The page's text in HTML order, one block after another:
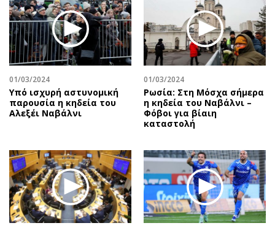
Δημοσκοπήσεις
Διπλωματία
Αθλητισμός
Κύπρος
Ελλάδα
Διεθνή
Κληρώσεις Allwyn
Οικονομία
Real Estate
Επιχειρήσεις
Αγορές
Money Review
Ζητούν εργασία
Θέσεις εργασίας
Geek
Νέα
Κινητά-tablets
Social
Αυτοκίνηση
Πολιτική
Οικονομία
Γενικά
Αναδρομές
Πρόσωπα
01/03/2024
Υπό ισχυρή αστυνομική
παρουσία η κηδεία του
Αλεξέι Ναβάλνι
01/03/2024
Ρωσία: Στη Μόσχα σήμερα
η κηδεία του Ναβάλνι –
Φόβοι για βίαιη
καταστολή